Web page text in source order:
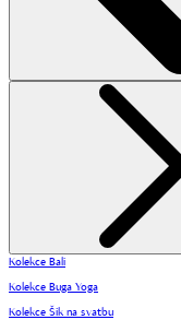
Kolekce Bali
Kolekce Buga Yoga
Kolekce Šik na svatbu